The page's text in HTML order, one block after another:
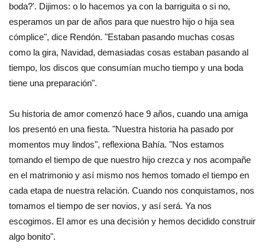
boda?'. Dijimos: o lo hacemos ya con la barriguita o si no,
esperamos un par de años para que nuestro hijo o hija sea
cómplice", dice Rendón. "Estaban pasando muchas cosas
como la gira, Navidad, demasiadas cosas estaban pasando al
tiempo, los discos que consumían mucho tiempo y una boda
tiene una preparación".
Su historia de amor comenzó hace 9 años, cuando una amiga
los presentó en una fiesta. "Nuestra historia ha pasado por
momentos muy lindos", reflexiona Bahía. "Nos estamos
tomando el tiempo de que nuestro hijo crezca y nos acompañe
en el matrimonio y así mismo nos hemos tomado el tiempo en
cada etapa de nuestra relación. Cuando nos conquistamos, nos
tomamos el tiempo de ser novios, y así será. Ya nos
escogimos. El amor es una decisión y hemos decidido construir
algo bonito".